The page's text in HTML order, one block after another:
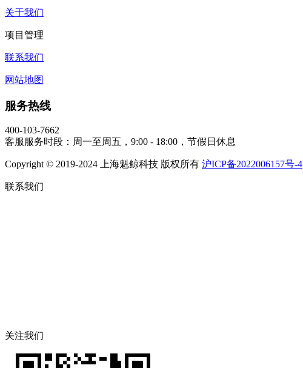
关于我们
项目管理
联系我们
网站地图
服务热线
400-103-7662
客服服务时段：周一至周五，9:00 - 18:00，节假日休息
Copyright © 2019-2024 上海魁鲸科技 版权所有 沪ICP备2022006157号-4
联系我们
关注我们